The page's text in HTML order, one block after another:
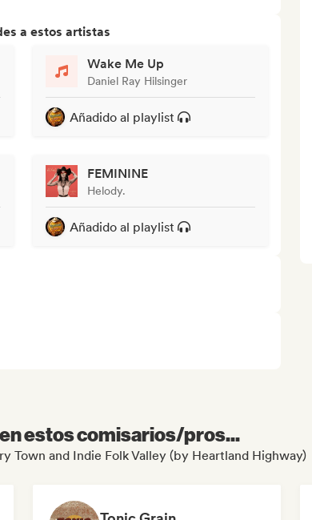
a estos artistas
Wake Me Up
Daniel Ray Hilsinger
Añadido al playlist
FEMININE
Helody.
Añadido al playlist
estos comisarios/pros...
Town and Indie Folk Valley (by Heartland Highway)